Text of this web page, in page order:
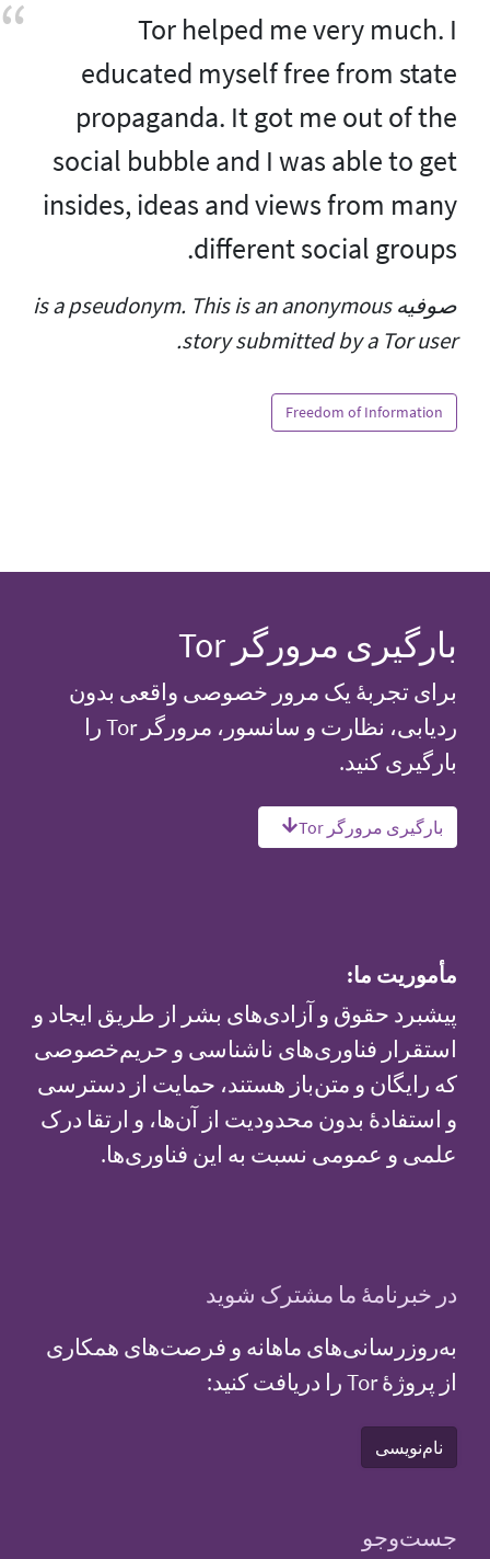
Tor helped me very much. I
educated myself free from state
propaganda. It got me out of the
social bubble and I was able to get
insides, ideas and views from many
different social groups.
صوفیه is a pseudonym. This is an anonymous
story submitted by a Tor user.
Freedom of Information
بارگیری مرورگر Tor
برای تجربهٔ یک مرور خصوصی واقعی بدون
ردیابی، نظارت و سانسور، مرورگر Tor را
بارگیری کنید.
بارگیری مرورگر Tor
مأموریت ما:
پیشبرد حقوق و آزادی‌های بشر از طریق ایجاد و
استقرار فناوری‌های ناشناسی و حریم‌خصوصی
که رایگان و متن‌باز هستند، حمایت از دسترسی
و استفادهٔ بدون محدودیت از آن‌ها، و ارتقا درک
علمی و عمومی نسبت به این فناوری‌ها.
در خبرنامهٔ ما مشترک شوید
به‌روزرسانی‌های ماهانه و فرصت‌های همکاری
از پروژهٔ Tor را دریافت کنید:
نام‌نویسی
جست‌و‌جو